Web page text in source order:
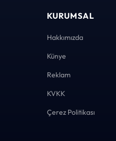
KURUMSAL
Hakkımızda
Künye
Reklam
KVKK
Çerez Politikası